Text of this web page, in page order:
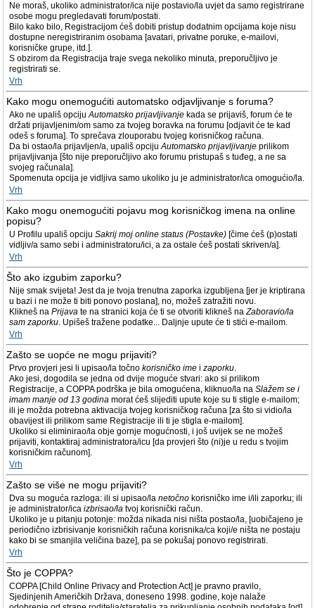
Ne moraš, ukoliko administrator/ica nije postavio/la uvjet da samo registrirane
osobe mogu pregledavati forum/postati.
Bilo kako bilo, Registracijom ćeš dobiti pristup dodatnim opcijama koje nisu
dostupne neregistriranim osobama [avatari, privatne poruke, e-mailovi,
korisničke grupe, itd.].
S obzirom da Registracija traje svega nekoliko minuta, preporučljivo je
registrirati se.
Vrh
Kako mogu onemogućiti automatsko odjavljivanje s foruma?
Ako ne upališ opcijuAutomatsko prijavljivanje kada se prijaviš, forum će te
držati prijavljenim/om samo za tvojeg boravka na forumu [odjavit će te kad
odeš s foruma]. To sprečava zlouporabu tvojeg korisničkog računa.
Da bi ostao/la prijavljen/a, upališ opcijuAutomatsko prijavljivanje prilikom
prijavljivanja [što nije preporučljivo ako forumu pristupaš s tuđeg, a ne sa
svojeg računala].
Spomenuta opcija je vidljiva samo ukoliko ju je administrator/ica omogućio/la.
Vrh
Kako mogu onemogućiti pojavu mog korisničkog imena na online
popisu?
U Profilu upališ opciju Sakrij moj online status (Postavke) [čime ćeš (p)ostati
vidljiv/a samo sebi i administratoru/ici, a za ostale ćeš postati skriven/a].
Vrh
Što ako izgubim zaporku?
Nije smak svijeta! Jest da je tvoja trenutna zaporka izgubljena [jer je kriptirana
u bazi i ne može ti biti ponovo poslana], no, možeš zatražiti novu.
Klikneš na Prijava te na stranici koja će ti se otvoriti klikneš naZaboravio/la
sam zaporku. Upišeš tražene podatke... Daljnje upute će ti stići e-mailom.
Vrh
Zašto se uopće ne mogu prijaviti?
Prvo provjeri jesi li upisao/la točno korisničko ime i zaporku.
Ako jesi, dogodila se jedna od dvije moguće stvari: ako si prilikom
Registracije, a COPPA podrška je bila omogućena, kliknuo/la na Slažem se i
imam manje od 13 godina morat ćeš slijediti upute koje su ti stigle e-mailom;
ili je možda potrebna aktivacija tvojeg korisničkog računa [za što si vidio/la
obavijest ili prilikom same Registracije ili ti je stigla e-mailom].
Ukoliko si eliminirao/la obje gornje mogućnosti, i još uvijek se ne možeš
prijaviti, kontaktiraj administratora/icu [da provjeri što (ni)je u redu s tvojim
korisničkim računom].
Vrh
Zašto se više ne mogu prijaviti?
Dva su moguća razloga: ili si upisao/la netočno korisničko ime i/ili zaporku; ili
je administrator/ica izbrisao/la tvoj korisnički račun.
Ukoliko je u pitanju potonje: možda nikada nisi ništa postao/la, [uobičajeno je
periodično izbrisivanje korisničkih računa korisnika/ca koji/e ništa ne postaju
kako bi se smanjila veličina baze], pa se pokušaj ponovo registrirati.
Vrh
Što je COPPA?
COPPA [Child Online Privacy and Protection Act] je pravno pravilo,
Sjedinjenih Američkih Država, doneseno 1998. godine, koje nalaže